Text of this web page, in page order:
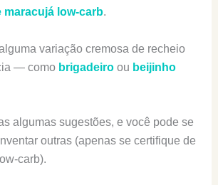
maracujá low-carb.
variação cremosa de recheio
— como brigadeiroou beijinho
algumas sugestões, e você pode se
outras (apenas se certifique de
carb).